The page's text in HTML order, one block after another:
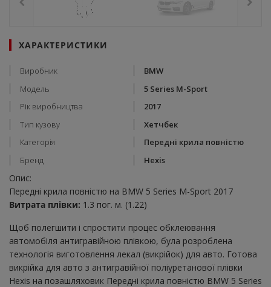
ХАРАКТЕРИСТИКИ
Виробник
BMW
Модель
5 Series M-Sport
Рік виробництва
2017
Тип кузову
Хетчбек
Категорія
Передні крила повністю
Бренд
Hexis
Опис:
Передні крила повністю на BMW 5 Series M-Sport 2017
Витрата плівки: 1.3 пог. м. (1.22)
Щоб полегшити і спростити процес обклеювання
автомобіля антигравійною плівкою, була розроблена
технологія виготовлення лекал (викрійок) для авто. Готова
викрійка для авто з антигравійної поліуретанової плівки
Hexis на позашляховик Передні крила повністю BMW 5 Series